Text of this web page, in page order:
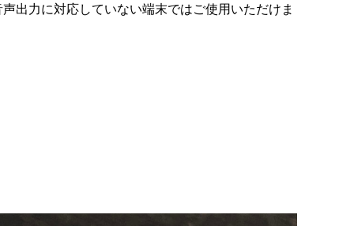
出力に対応していない端末ではご使用いただけま